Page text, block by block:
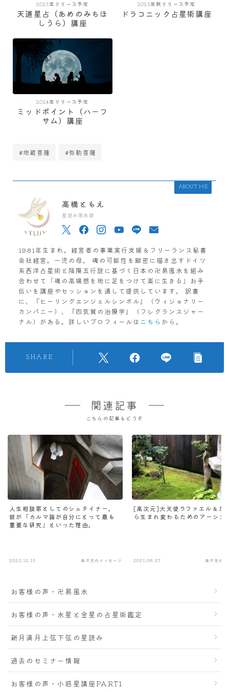
2025年リリース予定
天道星占（あめのみちほ
しうら）講座
2023年秋リリース予定
ドラコニック占星術講座
2024年リリース予定
ミッドポイント（ハーフ
サム）講座
#地蔵菩薩 #弥勒菩薩
ABOUT ME
高橋ともえ
星読み風水師
1981年生まれ。経営者の事業実行支援＆フリーランス秘書
会社経営。一児の母。 魂の可能性を緻密に描き出すドイツ
系西洋占星術と陰陽五行説に基づく日本の卍易風水を組み
合わせて「魂の高揚感を地に足をつけて楽に生きる」お手
伝いを講座やセッションを通して提供しています。 訳書
に、『ヒーリングエンジェルシンボル』（ヴィジョナリー
カンパニー）、『四気質の治療学』（フレグランスジャー
ナル）がある。詳しいプロフィールは こちら から。
SHARE
関連記事
こちらの記事もどうぞ
人生相談家としてのシュタイナー。
彼が「カルマ論が自分にとって最も
重要な研究」といった理由。
2022.12.15 高次元のメッセージ
[高次元]大天使ラファエル＆か
ら生まれ変わるためのアーシン
2021.08.27 高次元の
お客様の声・卍易風水
お客様の声・水星と金星の占星術鑑定
新月満月上弦下弦の星読み
過去のセミナー情報
お客様の声・小惑星講座PART1